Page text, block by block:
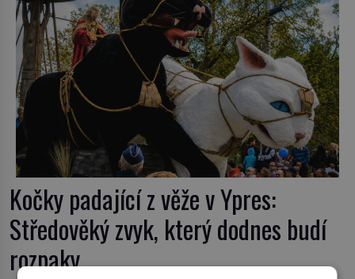
Kočky padající z věže v Ypres:
Středověký zvyk, který dodnes budí
rozpaky